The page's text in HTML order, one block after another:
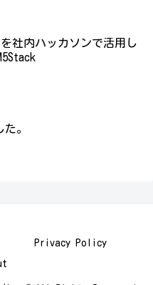
を社内ハッカソンで活用し
。
Privacy Policy